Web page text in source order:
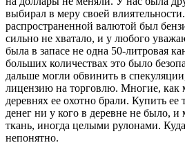
выбирал в меру своей
распространенной валютой был
сильно не хватало, и у любого
была в запасе не одна 50-литровая
больших количествах это было
дальше могли обвинить в
лицензию на торговлю. Многие, как
деревнях ее охотно брали. Купить
денег ни у кого в деревне не было,
ткань, иногда целыми рулонами.
непонятно.